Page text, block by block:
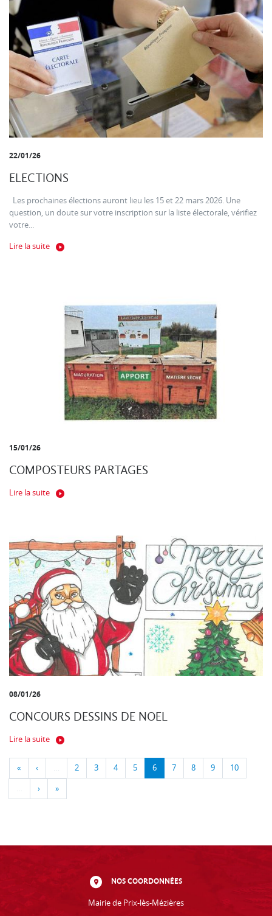
22/01/26
ELECTIONS
Les prochaines élections auront lieu les 15 et 22 mars 2026. Une
question, un doute sur votre inscription sur la liste électorale, vérifiez
votre...
Lire la suite
15/01/26
COMPOSTEURS PARTAGES
Lire la suite
08/01/26
CONCOURS DESSINS DE NOEL
Lire la suite
« ‹ … 2 3 4 5 6 7 8 9 10
… › »
NOS COORDONNÉES
Mairie de Prix-lès-Mézières